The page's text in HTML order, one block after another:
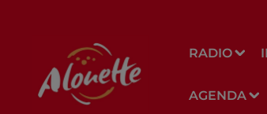
RADIO
AGENDA